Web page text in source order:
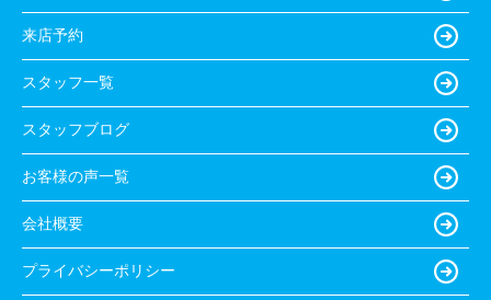
来店予約
スタッフ一覧
スタッフブログ
お客様の声一覧
会社概要
プライバシーポリシー